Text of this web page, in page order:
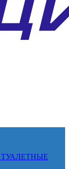
ТУАЛЕТНЫЕ